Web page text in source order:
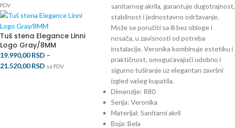
PDV
Tuš stena Elegance Linni
Logo Gray/8MM
19.990,00RSD –
21.520,00RSD sa PDV
sanitarnog akrila, garantuje dugotrajnost,
stabilnost i jednostavno održavanje.
Može se poručiti sa ili bez obloge i
nosača, u zavisnosti od potreba
instalacije. Veronika kombinuje estetiku i
praktičnost, omogućavajući udobno i
sigurno tuširanje uz elegantan završni
izgled vašeg kupatila.
Dimenzije: R80
Serija: Veronika
Materijal: Sanitarni akril
Boja: Bela